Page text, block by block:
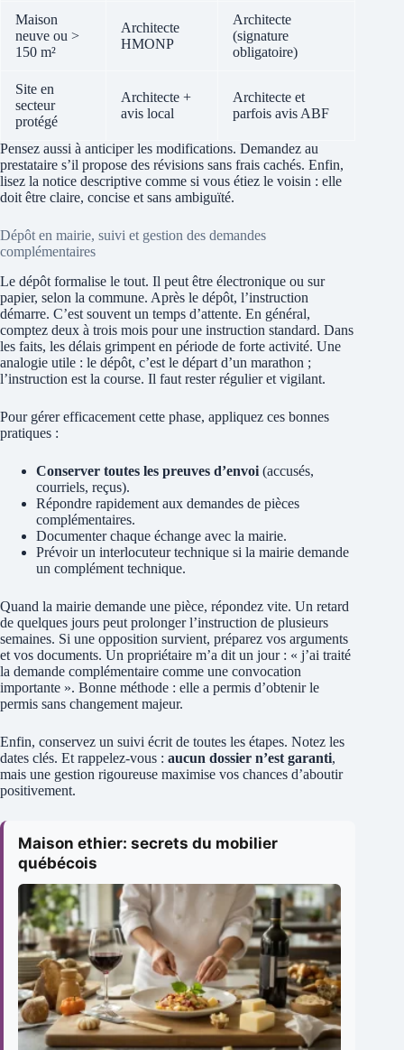
Maison
neuve ou >
150 m²
Architecte
HMONP
Architecte
(signature
obligatoire)
Site en
secteur
protégé
Architecte +
avis local
Architecte et
parfois avis ABF
Pensez aussi à anticiper les modifications. Demandez au
prestataire s’il propose des révisions sans frais cachés. Enfin,
lisez la notice descriptive comme si vous étiez le voisin : elle
doit être claire, concise et sans ambiguïté.
Dépôt en mairie, suivi et gestion des demandes
complémentaires
Le dépôt formalise le tout. Il peut être électronique ou sur
papier, selon la commune. Après le dépôt, l’instruction
démarre. C’est souvent un temps d’attente. En général,
comptez deux à trois mois pour une instruction standard. Dans
les faits, les délais grimpent en période de forte activité. Une
analogie utile : le dépôt, c’est le départ d’un marathon ;
l’instruction est la course. Il faut rester régulier et vigilant.
Pour gérer efficacement cette phase, appliquez ces bonnes
pratiques :
Conserver toutes les preuves d’envoi (accusés,
courriels, reçus).
Répondre rapidement aux demandes de pièces
complémentaires.
Documenter chaque échange avec la mairie.
Prévoir un interlocuteur technique si la mairie demande
un complément technique.
Quand la mairie demande une pièce, répondez vite. Un retard
de quelques jours peut prolonger l’instruction de plusieurs
semaines. Si une opposition survient, préparez vos arguments
et vos documents. Un propriétaire m’a dit un jour : « j’ai traité
la demande complémentaire comme une convocation
importante ». Bonne méthode : elle a permis d’obtenir le
permis sans changement majeur.
Enfin, conservez un suivi écrit de toutes les étapes. Notez les
dates clés. Et rappelez-vous : aucun dossier n’est garanti,
mais une gestion rigoureuse maximise vos chances d’aboutir
positivement.
Maison ethier: secrets du mobilier
québécois